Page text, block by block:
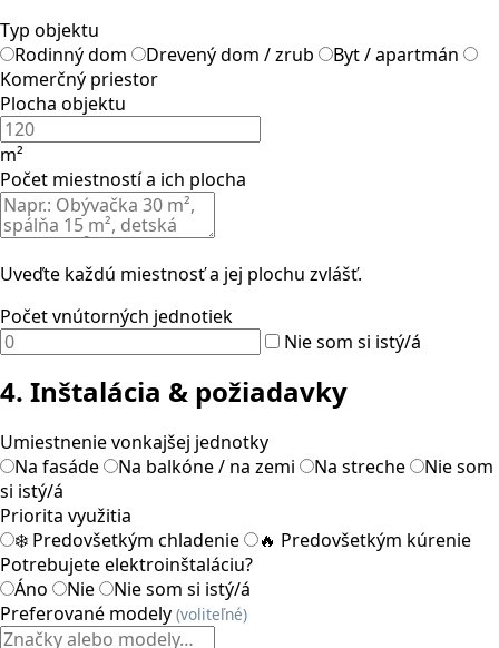
Typ objektu
Rodinný dom
Drevený dom / zrub
Byt / apartmán
Komerčný priestor
Plocha objektu
m²
Počet miestností a ich plocha
Uveďte každú miestnosť a jej plochu zvlášť.
Počet vnútorných jednotiek
Nie som si istý/á
4. Inštalácia & požiadavky
Umiestnenie vonkajšej jednotky
Na fasáde
Na balkóne / na zemi Na streche
Nie som
si istý/á
Priorita využitia
❄️ Predovšetkým chladenie
🔥 Predovšetkým kúrenie
Potrebujete elektroinštaláciu?
Áno
Nie
Nie som si istý/á
Preferované modely (voliteľné)